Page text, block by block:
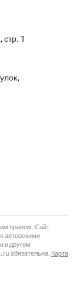
1
правом. Cайт
авторскими
и другом
обязательна. Карта